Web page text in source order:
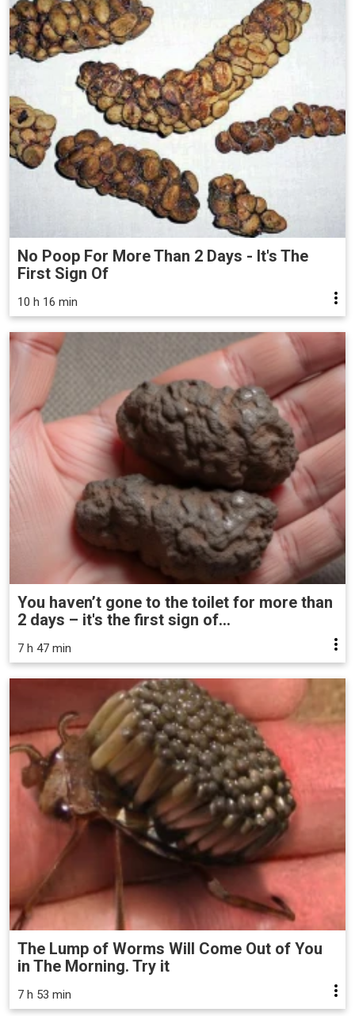
No Poop For More Than 2 Days - It's The
First Sign Of
10 h 16 min
You haven’t gone to the toilet for more than
2 days – it's the first sign of...
7 h 47 min
The Lump of Worms Will Come Out of You
in The Morning. Try it
7 h 53 min